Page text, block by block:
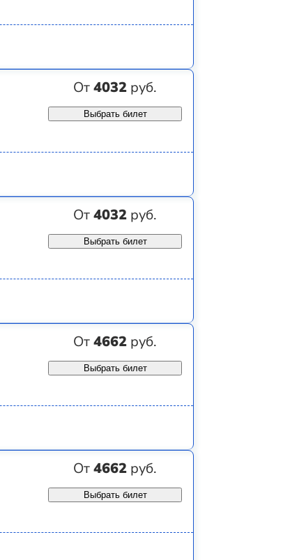
От4032 руб.
Выбрать билет
От4032 руб.
Выбрать билет
От4662 руб.
Выбрать билет
От4662 руб.
Выбрать билет